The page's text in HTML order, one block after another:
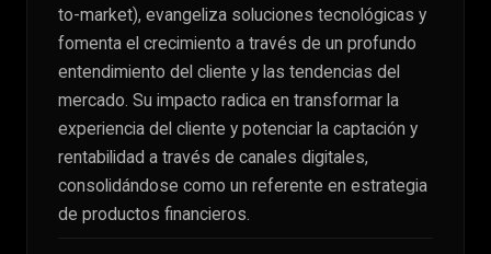
to-market), evangeliza soluciones tecnológicas y
fomenta el crecimiento a través de un profundo
entendimiento del cliente y las tendencias del
mercado. Su impacto radica en transformar la
experiencia del cliente y potenciar la captación y
rentabilidad a través de canales digitales,
consolidándose como un referente en estrategia
de productos financieros.